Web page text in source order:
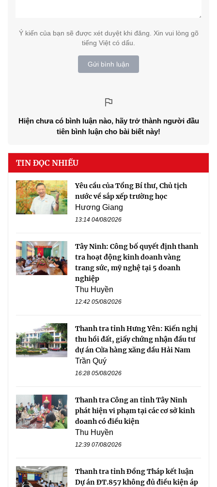
Ý kiến của bạn sẽ được xét duyệt khi đăng. Xin vui lòng gõ
tiếng Việt có dấu.
Gửi bình luận
Hiện chưa có bình luận nào, hãy trở thành người đầu
tiên bình luận cho bài biết này!
TIN ĐỌC NHIỀU
Yêu cầu của Tổng Bí thư, Chủ tịch
nước về sắp xếp trường học
Hương Giang
13:14 04/08/2026
Tây Ninh: Công bố quyết định thanh
tra hoạt động kinh doanh vàng
trang sức, mỹ nghệ tại 5 doanh
nghiệp
Thu Huyền
12:42 05/08/2026
Thanh tra tỉnh Hưng Yên: Kiến nghị
thu hồi đất, giấy chứng nhận đầu tư
dự án Cửa hàng xăng dầu Hải Nam
Trần Quý
16:28 05/08/2026
Thanh tra Công an tỉnh Tây Ninh
phát hiện vi phạm tại các cơ sở kinh
doanh có điều kiện
Thu Huyền
12:39 07/08/2026
Thanh tra tỉnh Đồng Tháp kết luận
Dự án ĐT.857 không đủ điều kiện áp